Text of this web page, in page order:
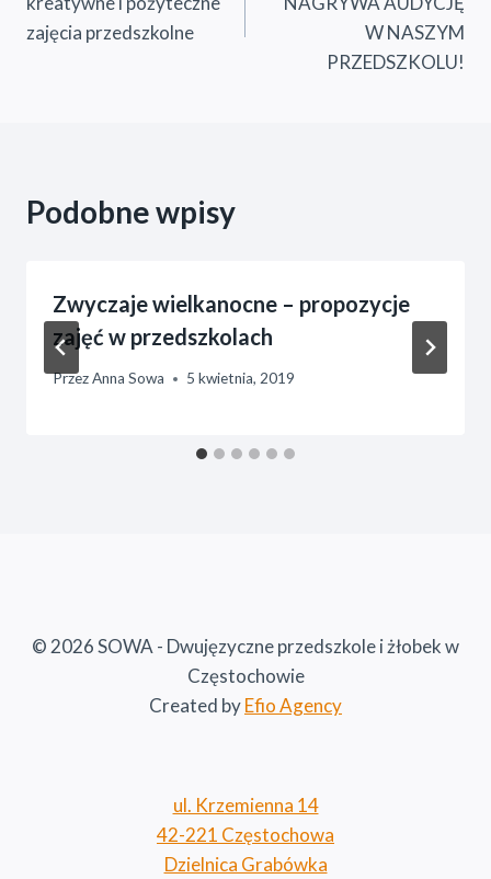
zajęcia przedszkolne
W NASZYM
PRZEDSZKOLU!
Podobne wpisy
Zwyczaje wielkanocne – propozycje
zajęć w przedszkolach
PrzezAnna Sowa 5 kwietnia, 2019
© 2026 SOWA - Dwujęzyczne przedszkole i żłobek w
Częstochowie
Created byEfio Agency
ul. Krzemienna 14
42-221 Częstochowa
Dzielnica Grabówka